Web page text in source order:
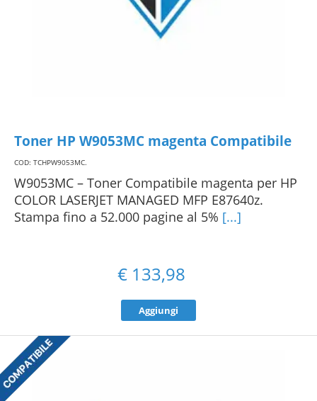
Toner HP W9053MC magenta Compatibile
COD: TCHPW9053MC.
W9053MC – Toner Compatibile magenta per HP
COLOR LASERJET MANAGED MFP E87640z.
Stampa fino a 52.000 pagine al 5% [...]
€ 133,98
Aggiungi